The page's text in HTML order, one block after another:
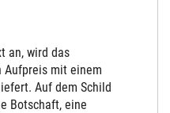
an, wird das
Aufpreis mit einem
Auf dem Schild
Botschaft, eine